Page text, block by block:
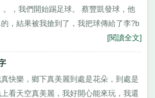
。，我們開始踢足球。 蔡豐凱發球，他
，結果被我搶到了，我把球傳給了李?b
[閱讀全文]
快樂，鄉下真美麗到處是花朵，到處是
看天空真美麗，我好開心能來玩，我還